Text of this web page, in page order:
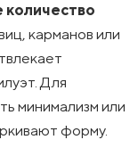
карманов или
Для
минимализм или
форму.